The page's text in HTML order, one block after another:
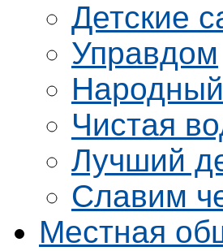
Детские
Управдом
Чистая
Лучший
Славим
Местная